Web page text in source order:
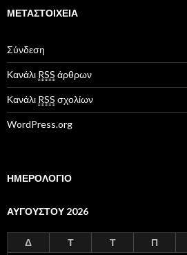
γ
ί
ε
ς
ΜΕΤΑΣΤΟΙΧΕΊΑ
Σύνδεση
Κανάλι RSS άρθρων
Κανάλι RSS σχολίων
WordPress.org
ΗΜΕΡΟΛΟΓΙΟ
ΑΥΓΟΎΣΤΟΥ 2026
Δ Τ Τ Π